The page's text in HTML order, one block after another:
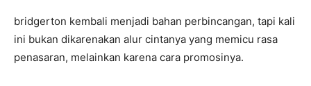
bridgerton kembali menjadi bahan perbincangan, tapi kali
ini bukan dikarenakan alur cintanya yang memicu rasa
penasaran, melainkan karena cara promosinya.